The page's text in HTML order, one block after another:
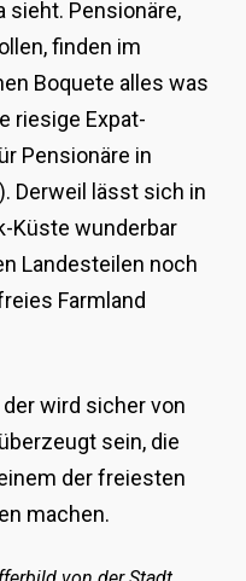
sieht. Pensionäre,
finden im
Boquete alles was
riesige Expat-
Pensionäre in
). Derweil lässt sich in
Küste wunderbar
Landesteilen noch
Farmland
wird sicher von
überzeugt sein, die
der freiesten
machen.